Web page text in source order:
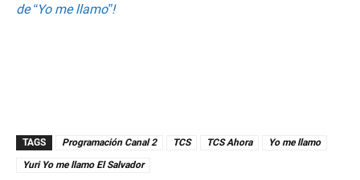
de “Yo me llamo”!
TAGS Programación Canal 2 TCS TCS Ahora
Yo me llamo
Yuri Yo me llamo El Salvador